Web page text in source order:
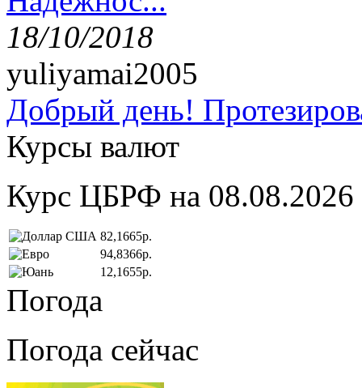
18/10/2018
yuliyamai2005
Добрый день!
Курсы валют
Курс ЦБРФ на 08.08.2026
82,1665р.
94,8366р.
12,1655р.
Погода
Погода сейчас